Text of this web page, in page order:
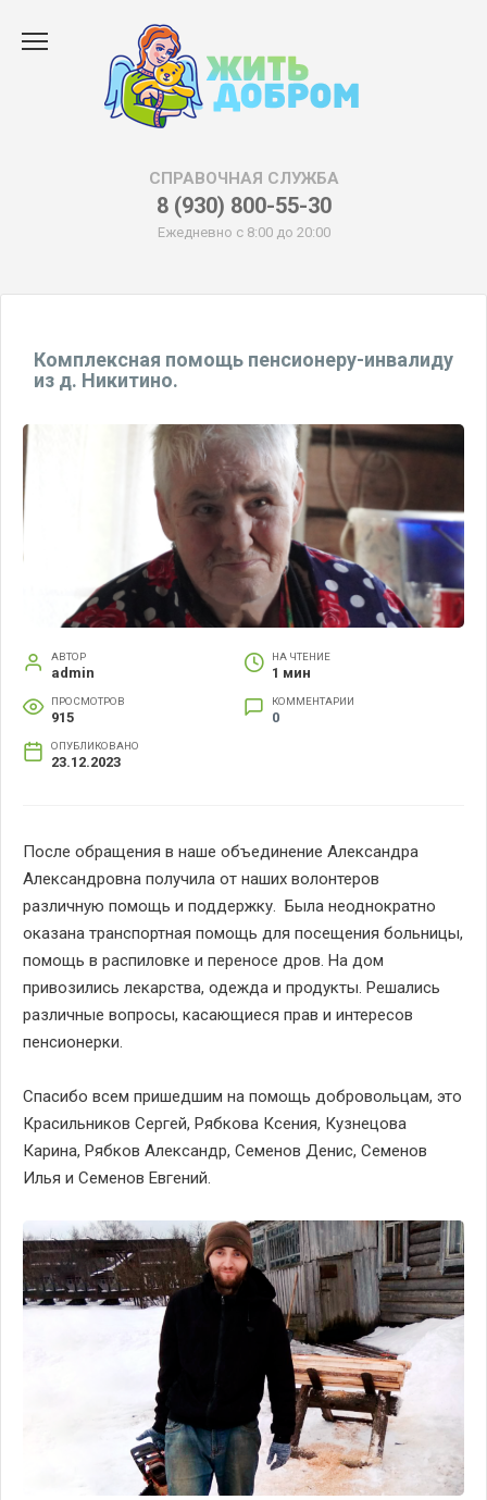
содержанию
СПРАВОЧНАЯ СЛУЖБА
8 (930) 800-55-30
Ежедневно с 8:00 до 20:00
Комплексная помощь пенсионеру-инвалиду
из д. Никитино.
АВТОР
admin
НА ЧТЕНИЕ
1 мин
ПРОСМОТРОВ
915
КОММЕНТАРИИ
0
ОПУБЛИКОВАНО
23.12.2023
После обращения в наше объединение Александра
Александровна получила от наших волонтеров
различную помощь и поддержку. Была неоднократно
оказана транспортная помощь для посещения больницы,
помощь в распиловке и переносе дров. На дом
привозились лекарства, одежда и продукты. Решались
различные вопросы, касающиеся прав и интересов
пенсионерки.
Спасибо всем пришедшим на помощь добровольцам, это
Красильников Сергей, Рябкова Ксения, Кузнецова
Карина, Рябков Александр, Семенов Денис, Семенов
Илья и Семенов Евгений.